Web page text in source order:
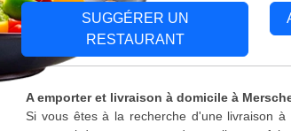
SUGGÉRER UN
RESTAURANT
A emporter et livraison à domicile à
Si vous êtes à la recherche d'une livraison à